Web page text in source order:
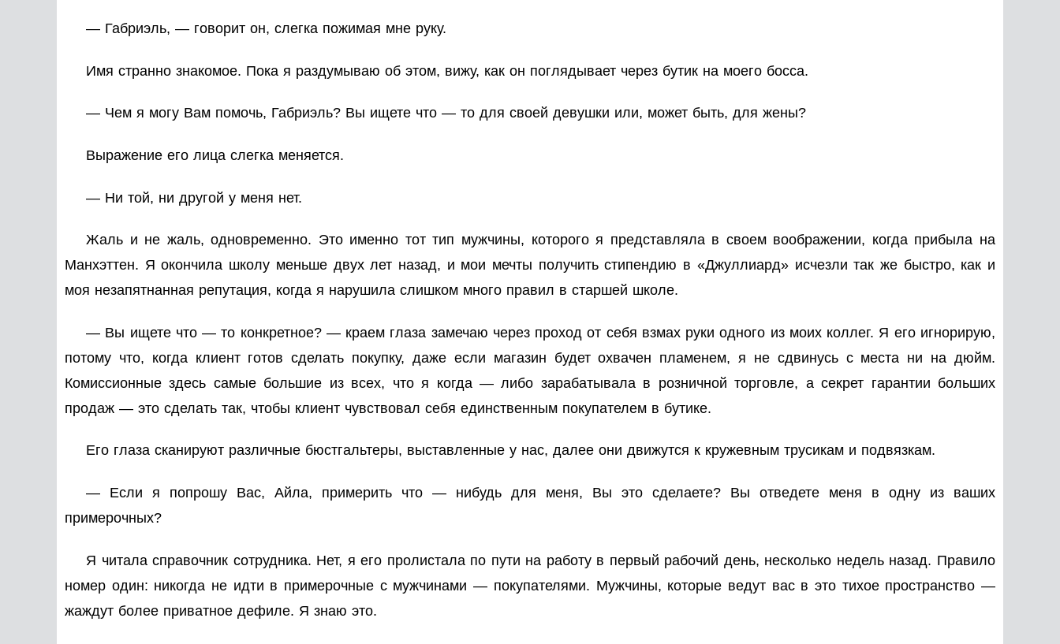
— Габриэль, — говорит он, слегка пожимая мне руку.
Имя странно знакомое. Пока я раздумываю об этом, вижу, как он поглядывает через бутик на моего босса.
— Чем я могу Вам помочь, Габриэль? Вы ищете что — то для своей девушки или, может быть, для жены?
Выражение его лица слегка меняется.
— Ни той, ни другой у меня нет.
Жаль и не жаль, одновременно. Это именно тот тип мужчины, которого я представляла в своем воображении, когда прибыла на
Манхэттен. Я окончила школу меньше двух лет назад, и мои мечты получить стипендию в «Джуллиард» исчезли так же быстро, как и
моя незапятнанная репутация, когда я нарушила слишком много правил в старшей школе.
— Вы ищете что — то конкретное? — краем глаза замечаю через проход от себя взмах руки одного из моих коллег. Я его игнорирую,
потому что, когда клиент готов сделать покупку, даже если магазин будет охвачен пламенем, я не сдвинусь с места ни на дюйм.
Комиссионные здесь самые большие из всех, что я когда — либо зарабатывала в розничной торговле, а секрет гарантии больших
продаж — это сделать так, чтобы клиент чувствовал себя единственным покупателем в бутике.
Его глаза сканируют различные бюстгальтеры, выставленные у нас, далее они движутся к кружевным трусикам и подвязкам.
— Если я попрошу Вас, Айла, примерить что — нибудь для меня, Вы это сделаете? Вы отведете меня в одну из ваших
примерочных?
Я читала справочник сотрудника. Нет, я его пролистала по пути на работу в первый рабочий день, несколько недель назад. Правило
номер один: никогда не идти в примерочные с мужчинами — покупателями. Мужчины, которые ведут вас в это тихое пространство —
жаждут более приватное дефиле. Я знаю это.